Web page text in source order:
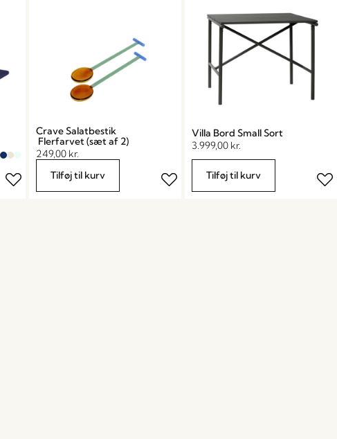
Crave Salatbestik
Flerfarvet (sæt af 2)
249,00 kr.
Tilføj til kurv
Villa Bord Small Sort
3.999,00 kr.
Tilføj til kurv